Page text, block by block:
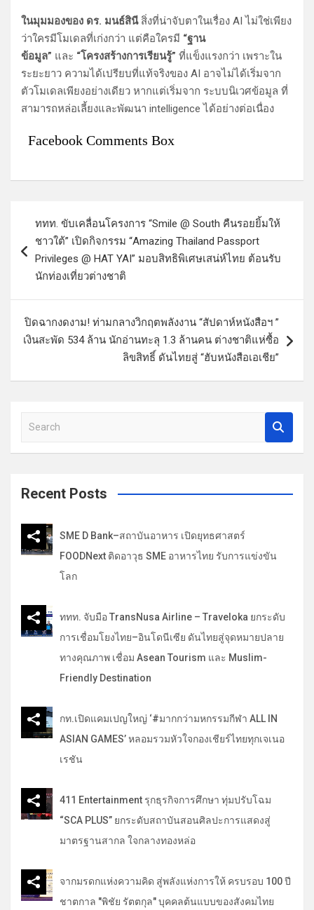
ในมุมมองของ ดร. มนธ์สินี สิ่งที่น่าจับตาในเรื่อง AI ไม่ใช่เพียง
ว่าใครมีโมเดลที่เก่งกว่า แต่คือใครมี “ฐาน
ข้อมูล” และ “โครงสร้างการเรียนรู้” ที่แข็งแรงกว่า เพราะใน
ระยะยาว ความได้เปรียบที่แท้จริงของ AI อาจไม่ได้เริ่มจาก
ตัวโมเดลเพียงอย่างเดียว หากแต่เริ่มจาก ระบบนิเวศข้อมูล ที่
สามารถหล่อเลี้ยงและพัฒนา intelligence ได้อย่างต่อเนื่อง
Facebook Comments Box
น
ททท. ขับเคลื่อนโครงการ “Smile @ South คืนรอยยิ้มให้
ชาวใต้” เปิดกิจกรรม “Amazing Thailand Passport
Privileges @ HAT YAI” มอบสิทธิพิเศษเสน่ห์ไทย ต้อนรับ
นักท่องเที่ยวต่างชาติ
ปิดฉากงดงาม! ท่ามกลางวิกฤตพลังงาน “สัปดาห์หนังสือฯ ”
เงินสะพัด 534 ล้าน นักอ่านทะลุ 1.3 ล้านคน ต่างชาติแห่ซื้อ
ลิขสิทธิ์ ดันไทยสู่ “ฮับหนังสือเอเชีย”
a
c
Recent Posts
SME D Bank–สถาบันอาหาร เปิดยุทธศาสตร์
FOODNext ติดอาวุธ SME อาหารไทย รับการแข่งขัน
โลก
ททท. จับมือ TransNusa Airline – Traveloka ยกระดับ
การเชื่อมโยงไทย–อินโดนีเซีย ดันไทยสู่จุดหมายปลาย
ทางคุณภาพ เชื่อม Asean Tourism และ Muslim-
Friendly Destination
กท.เปิดแคมเปญใหญ่ ‘#มากกว่ามหกรรมกีฬา ALL IN
ASIAN GAMES’ หลอมรวมหัวใจกองเชียร์ไทยทุกเจเนอ
เรชัน
411 Entertainment รุกธุรกิจการศึกษา ทุ่มปรับโฉม
“SCA PLUS” ยกระดับสถาบันสอนศิลปะการแสดงสู่
มาตรฐานสากล ใจกลางทองหล่อ
จากมรดกแห่งความคิด สู่พลังแห่งการให้ ครบรอบ 100 ปี
ชาตกาล "พิชัย รัตตกุล" บุคคลต้นแบบของสังคมไทย